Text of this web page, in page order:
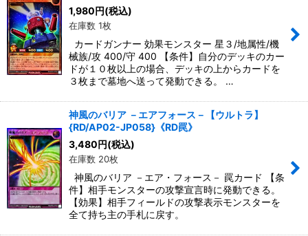
1,980円(税込)
在庫数 1枚
カードガンナー 効果モンスター 星３/地属性/機
械族/攻 400/守 400 【条件】自分のデッキのカー
ドが１０枚以上の場合、デッキの上からカードを
３枚まで墓地へ送って発動できる。 …
神風のバリア －エアフォース－【ウルトラ】
{RD/AP02-JP058}《RD罠》
3,480円(税込)
在庫数 20枚
神風のバリア －エア・フォース－ 罠カード 【条
件】相手モンスターの攻撃宣言時に発動できる。
【効果】相手フィールドの攻撃表示モンスターを
全て持ち主の手札に戻す。